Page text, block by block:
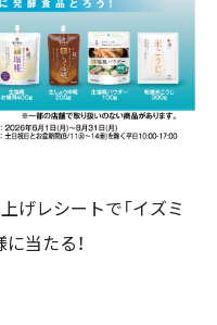
げレシートで「イズミ
当たる！